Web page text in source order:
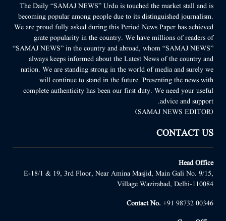
The Daily “SAMAJ NEWS” Urdu is touched the market stall and is
becoming popular among people due to its distinguished journalism.
We are proud fully asked during this Period News Paper has achieved
grate popularity in the country. We have millions of readers of
“SAMAJ NEWS” in the country and abroad, whom “SAMAJ NEWS”
always keeps informed about the Latest News of the country and
nation. We are standing strong in the world of media and surely we
will continue to stand in the future. Presenting the news with
complete authenticity has been our first duty. We need your useful
advice and support.
(SAMAJ NEWS EDITOR)
CONTACT US
Head Office
E-18/1 & 19, 3rd Floor, Near Amina Masjid, Main Gali No. 9/15,
Village Wazirabad, Delhi-110084
Contact No. +91 98732 00346